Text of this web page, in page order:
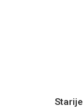
Starije